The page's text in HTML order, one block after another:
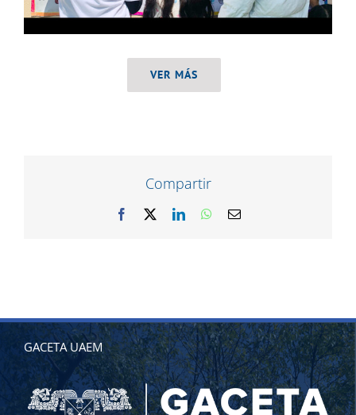
VER MÁS
Compartir
Facebook LinkedInWhatsApp
Correo
GACETA UAEM